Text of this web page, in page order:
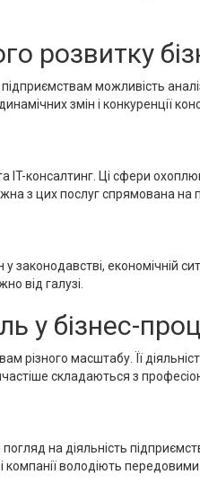
розвитку
можливість
змін і конкуренції
консалтинг. Ці сфери
з цих послуг спрямована на
економічній
від галузі.
у бізнес-
різного масштабу. Її
складаються з
на діяльність
компанії володіють